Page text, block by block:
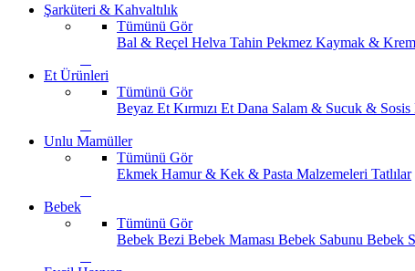
Şarküteri & Kahvaltılık
Tümünü Gör
Bal & Reçel Helva Tahin Pekmez Kaymak &
Et Ürünleri
Tümünü Gör
Beyaz Et Kırmızı Et Dana Salam & Sucuk & Sosis
Unlu Mamüller
Tümünü Gör
Ekmek Hamur & Kek & Pasta Malzemeleri Tatlılar
Bebek
Tümünü Gör
Bebek Bezi Bebek Maması Bebek Sabunu Bebek